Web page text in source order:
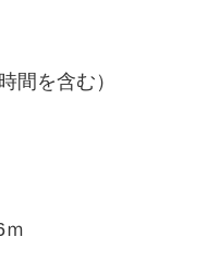
を含む）